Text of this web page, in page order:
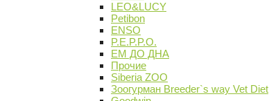
LEO&LUCY
Petibon
ENSO
P.E.P.P.O.
ЕМ ДО ДНА
Прочие
Siberia ZOO
Зоогурман Breeder`s way Vet Diet